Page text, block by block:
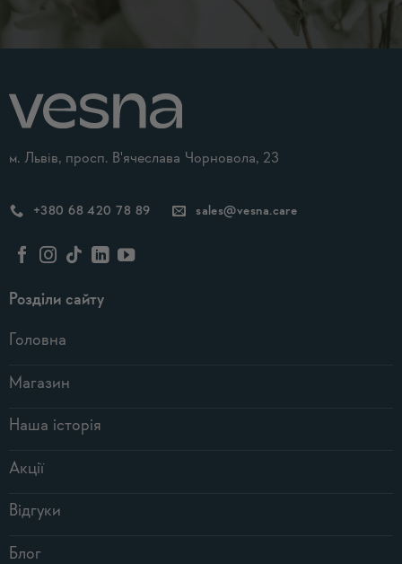
м. Львів, просп. В'ячеслава Чорновола, 23
+380 68 420 78 89 sales@vesna.care
Розділи сайту
Головна
Магазин
Наша історія
Акції
Відгуки
Блог